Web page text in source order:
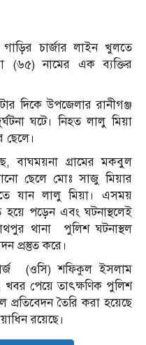
গাড়ির চার্জার লাইন খুলতে
(৬৫) নামের এক ব্যক্তির
দিকে উপজেলার রানীগঞ্জ
ঘটে। নিহত লালু মিয়া
ছেলে।
বাঘময়না গ্রামের মকবুল
ছেলে মোঃ সাজু মিয়ার
যান লালু মিয়া। এসময়
হয়ে পড়েন এবং ঘটনাস্থলেই
থানা
পুলিশ ঘটনাস্থল
প্রস্তুত করে।
(ওসি) শফিকুল ইসলাম
খবর পেয়ে তাৎক্ষণিক পুলিশ
প্রতিবেদন তৈরি করা হয়েছে
রয়েছে।